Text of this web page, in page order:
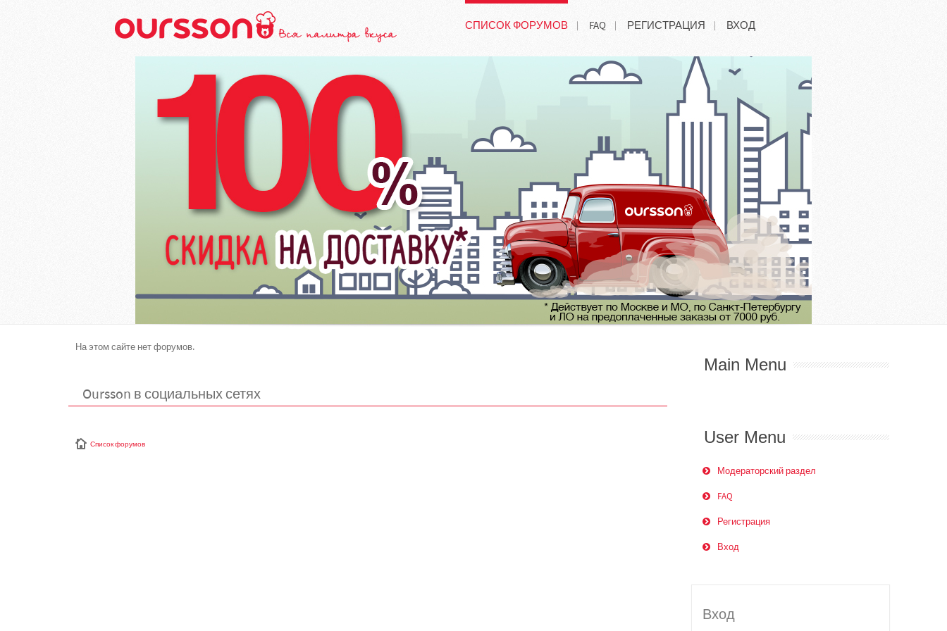
СПИСОК ФОРУМОВ FAQ РЕГИСТРАЦИЯ ВХОД
На этом сайте нет форумов.
Oursson в социальных сетях
Список форумов
Main Menu
User Menu
Модераторский раздел
FAQ
Регистрация
Вход
Вход